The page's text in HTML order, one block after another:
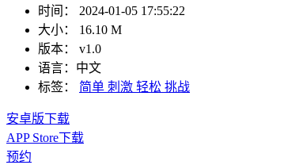
时间：
2024-01-05 17:55:22
大小：
16.10 M
版本：
v1.0
语言： 中文
标签：
简单 刺激 轻松 挑战
安卓版下载
APP Store下载
预约